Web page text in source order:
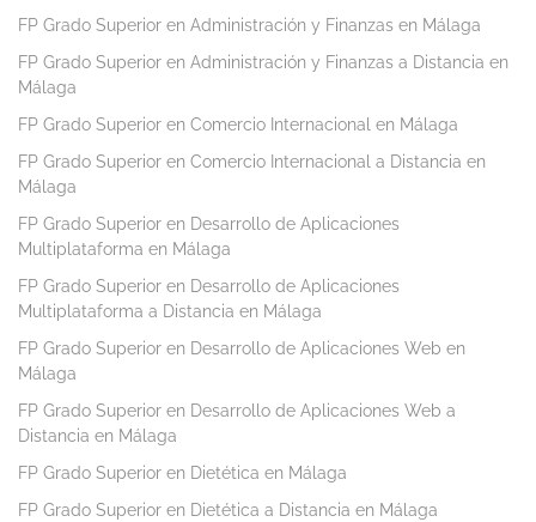
FP Grado Superior en Administración y Finanzas en Málaga
FP Grado Superior en Administración y Finanzas a Distancia en
Málaga
FP Grado Superior en Comercio Internacional en Málaga
FP Grado Superior en Comercio Internacional a Distancia en
Málaga
FP Grado Superior en Desarrollo de Aplicaciones
Multiplataforma en Málaga
FP Grado Superior en Desarrollo de Aplicaciones
Multiplataforma a Distancia en Málaga
FP Grado Superior en Desarrollo de Aplicaciones Web en
Málaga
FP Grado Superior en Desarrollo de Aplicaciones Web a
Distancia en Málaga
FP Grado Superior en Dietética en Málaga
FP Grado Superior en Dietética a Distancia en Málaga